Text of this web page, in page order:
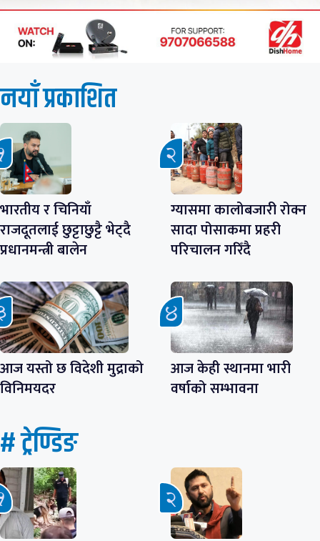
नयाँ प्रकाशित
भारतीय र चिनियाँ
राजदूतलाई छुट्टाछुट्टै भेट्दै
प्रधानमन्त्री बालेन
ग्यासमा कालोबजारी रोक्न
सादा पोसाकमा प्रहरी
परिचालन गरिँदै
आज यस्तो छ विदेशी मुद्राको
विनिमयदर
आज केही स्थानमा भारी
वर्षाको सम्भावना
# ट्रेण्डिङ